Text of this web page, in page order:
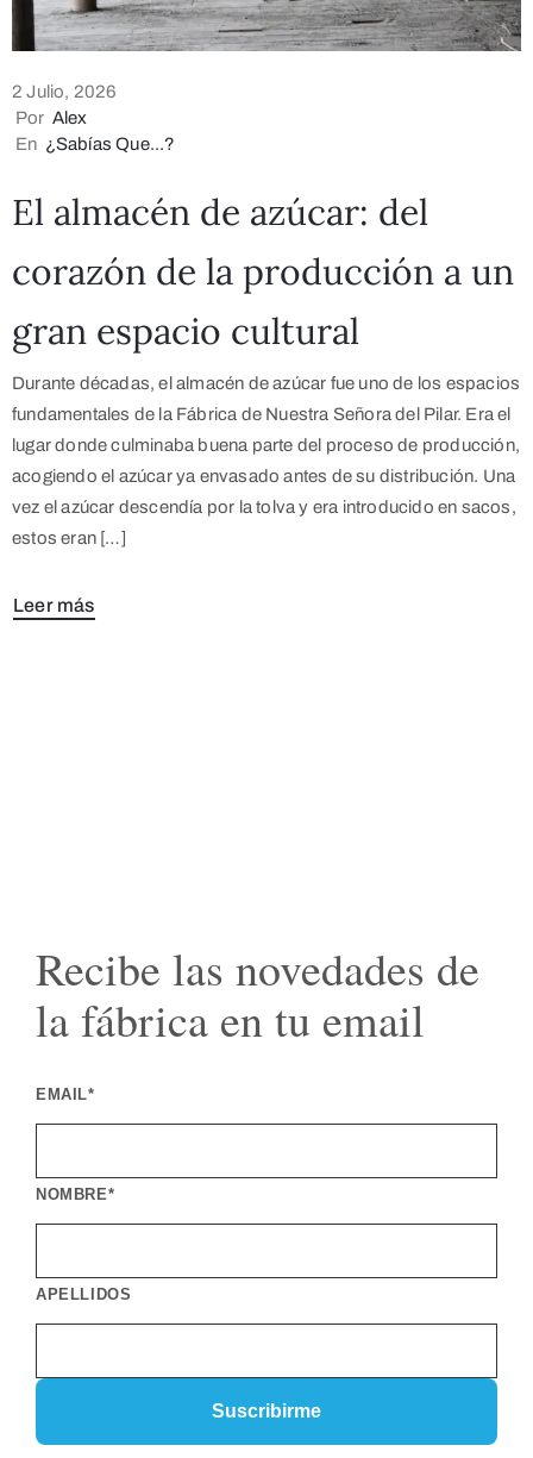
2 Julio, 2026
Por Alex
En ¿Sabías Que...?
El almacén de azúcar: del
corazón de la producción a un
gran espacio cultural
Durante décadas, el almacén de azúcar fue uno de los espacios
fundamentales de la Fábrica de Nuestra Señora del Pilar. Era el
lugar donde culminaba buena parte del proceso de producción,
acogiendo el azúcar ya envasado antes de su distribución. Una
vez el azúcar descendía por la tolva y era introducido en sacos,
estos eran […]
Leer más
Recibe las novedades de
la fábrica en tu email
EMAIL*
NOMBRE*
APELLIDOS